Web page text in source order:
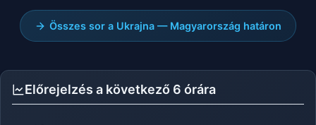
Összes sor a Ukrajna — Magyarország határon
Előrejelzés a következő 6 órára